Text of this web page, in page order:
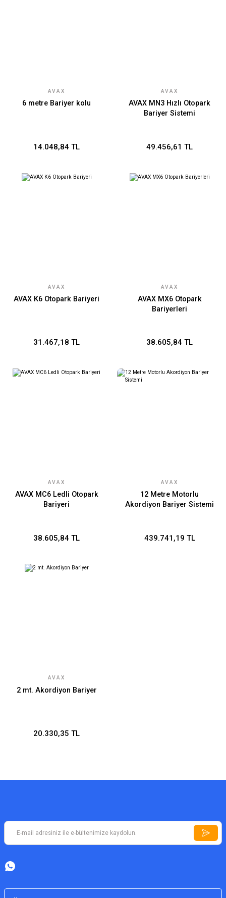
AVAX
6 metre Bariyer kolu
14.048,84 TL
AVAX
AVAX MN3 Hızlı Otopark
Bariyer Sistemi
49.456,61 TL
AVAX
AVAX K6 Otopark Bariyeri
31.467,18 TL
AVAX
AVAX MX6 Otopark
Bariyerleri
38.605,84 TL
AVAX
AVAX MC6 Ledli Otopark
Bariyeri
38.605,84 TL
AVAX
12 Metre Motorlu
Akordiyon Bariyer Sistemi
439.741,19 TL
AVAX
2 mt. Akordiyon Bariyer
20.330,35 TL